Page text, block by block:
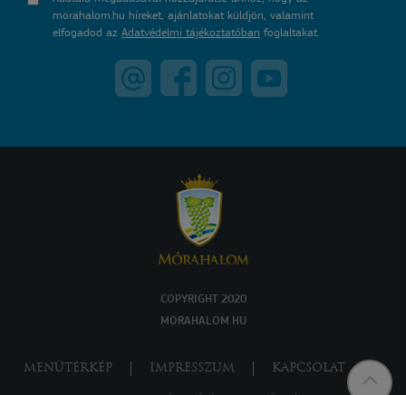
morahalom.hu híreket, ajánlatokat küldjön, valamint
elfogadod az Adatvédelmi tájékoztatóban foglaltakat.
COPYRIGHT 2020
MORAHALOM.HU
MENÜTÉRKÉP IMPRESSZUM KAPCSOLAT